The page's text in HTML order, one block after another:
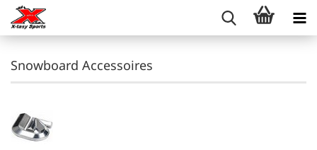
Snowboard Accessoires